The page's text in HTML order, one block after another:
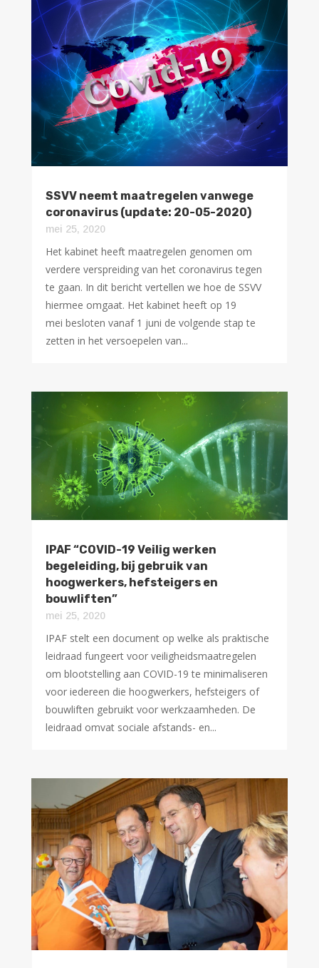
SSVV neemt maatregelen vanwege
coronavirus (update: 20-05-2020)
mei 25, 2020
Het kabinet heeft maatregelen genomen om
verdere verspreiding van het coronavirus tegen
te gaan. In dit bericht vertellen we hoe de SSVV
hiermee omgaat. Het kabinet heeft op 19
mei besloten vanaf 1 juni de volgende stap te
zetten in het versoepelen van...
IPAF “COVID-19 Veilig werken
begeleiding, bij gebruik van
hoogwerkers, hefsteigers en
bouwliften”
mei 25, 2020
IPAF stelt een document op welke als praktische
leidraad fungeert voor veiligheidsmaatregelen
om blootstelling aan COVID-19 te minimaliseren
voor iedereen die hoogwerkers, hefsteigers of
bouwliften gebruikt voor werkzaamheden. De
leidraad omvat sociale afstands- en...